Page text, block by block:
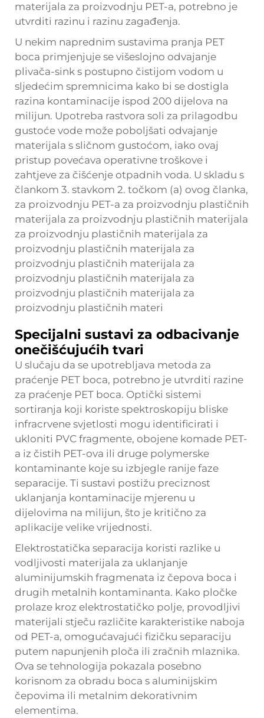
materijala za proizvodnju PET-a, potrebno je
utvrditi razinu i razinu zagađenja.
U nekim naprednim sustavima pranja PET
boca primjenjuje se višeslojno odvajanje
plivača-sink s postupno čistijom vodom u
sljedećim spremnicima kako bi se dostigla
razina kontaminacije ispod 200 dijelova na
milijun. Upotreba rastvora soli za prilagodbu
gustoće vode može poboljšati odvajanje
materijala s sličnom gustoćom, iako ovaj
pristup povećava operativne troškove i
zahtjeve za čišćenje otpadnih voda. U skladu s
člankom 3. stavkom 2. točkom (a) ovog članka,
za proizvodnju PET-a za proizvodnju plastičnih
materijala za proizvodnju plastičnih materijala
za proizvodnju plastičnih materijala za
proizvodnju plastičnih materijala za
proizvodnju plastičnih materijala za
proizvodnju plastičnih materijala za
proizvodnju plastičnih materijala za
proizvodnju plastičnih materi
Specijalni sustavi za odbacivanje
onečišćujućih tvari
U slučaju da se upotrebljava metoda za
praćenje PET boca, potrebno je utvrditi razine
za praćenje PET boca. Optički sistemi
sortiranja koji koriste spektroskopiju bliske
infracrvene svjetlosti mogu identificirati i
ukloniti PVC fragmente, obojene komade PET-
a iz čistih PET-ova ili druge polymerske
kontaminante koje su izbjegle ranije faze
separacije. Ti sustavi postižu preciznost
uklanjanja kontaminacije mjerenu u
dijelovima na milijun, što je kritično za
aplikacije velike vrijednosti.
Elektrostatička separacija koristi razlike u
vodljivosti materijala za uklanjanje
aluminijumskih fragmenata iz čepova boca i
drugih metalnih kontaminanta. Kako pločke
prolaze kroz elektrostatičko polje, provodljivi
materijali stječu različite karakteristike naboja
od PET-a, omogućavajući fizičku separaciju
putem napunjenih ploča ili zračnih mlaznika.
Ova se tehnologija pokazala posebno
korisnom za obradu boca s aluminijskim
čepovima ili metalnim dekorativnim
elementima.